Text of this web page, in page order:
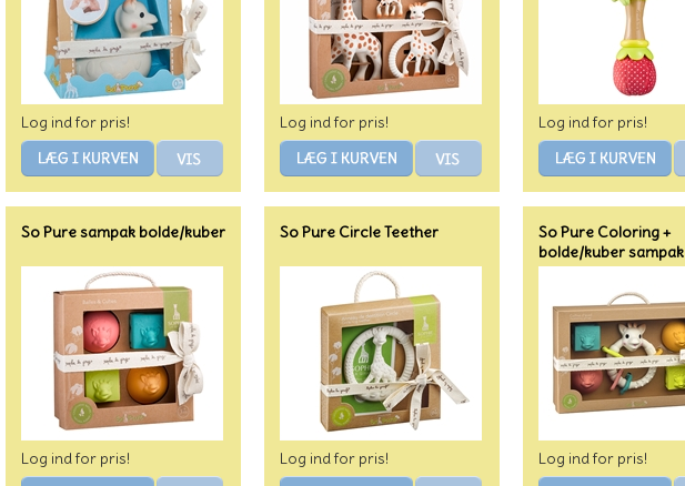
Log ind for pris! Log ind for pris! Log ind for pris!
So Pure sampak bolde/kuber
Log ind for pris!
So Pure Circle Teether
Log ind for pris!
So Pure Coloring +
bolde/kuber sampak
Log ind for pris!